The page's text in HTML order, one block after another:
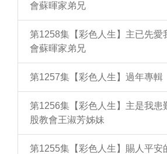
會蘇暉家弟兄
第1258集【彩色人生】主已先愛
會蘇暉家弟兄
第1257集【彩色人生】過年專輯
第1256集【彩色人生】主是我患
股教會王淑芳姊妹
第1255集【彩色人生】賜人平安